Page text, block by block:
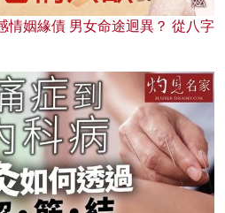
情姻緣債 男女命途迥異？ 從八字